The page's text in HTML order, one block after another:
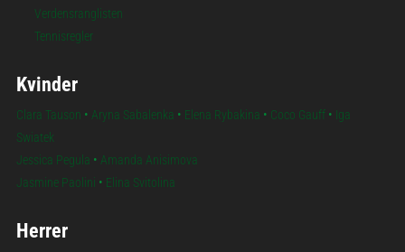
Verdensranglisten
Tennisregler
Kvinder
Clara Tauson • Aryna Sabalenka • Elena Rybakina • Coco Gauff• Iga
Swiatek
Jessica Pegula • Amanda Anisimova
Jasmine Paolini • Elina Svitolina
Herrer